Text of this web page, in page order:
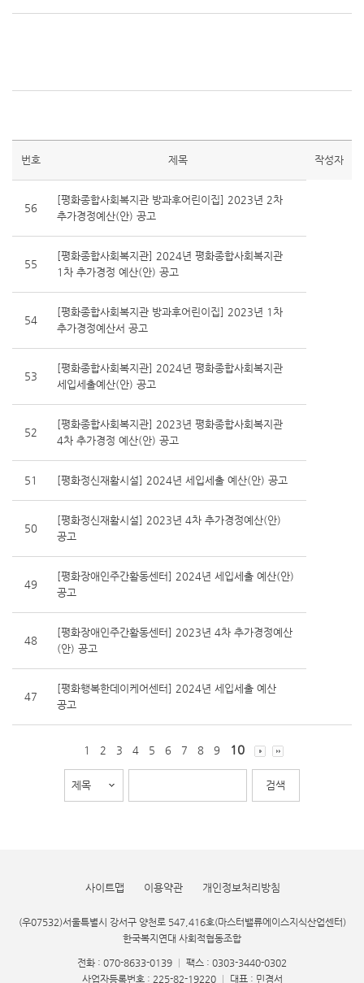
번호 제목 작성자
56
[평화종합사회복지관 방과후어린이집] 2023년 2차
추가경정예산(안) 공고
55
[평화종합사회복지관] 2024년 평화종합사회복지관
1차 추가경정 예산(안) 공고
54
[평화종합사회복지관 방과후어린이집] 2023년 1차
추가경정예산서 공고
53
[평화종합사회복지관] 2024년 평화종합사회복지관
세입세출예산(안) 공고
52
[평화종합사회복지관] 2023년 평화종합사회복지관
4차 추가경정 예산(안) 공고
51 [평화정신재활시설] 2024년 세입세출 예산(안) 공고
50
[평화정신재활시설] 2023년 4차 추가경정예산(안)
공고
49
[평화장애인주간활동센터] 2024년 세입세출 예산(안)
공고
48
[평화장애인주간활동센터] 2023년 4차 추가경정예산
(안) 공고
47
[평화행복한데이케어센터] 2024년 세입세출 예산
공고
1 2 3 4 5 6 7 8 9 10
사이트맵 이용약관 개인정보처리방침
(우07532)서울특별시 강서구 양천로 547,416호(마스터밸류에이스지식산업센터)
한국복지연대 사회적협동조합
전화 : 070-8633-0139
팩스 : 0303-3440-0302
사업자등록번호 : 225-82-19220
대표 : 민겸서